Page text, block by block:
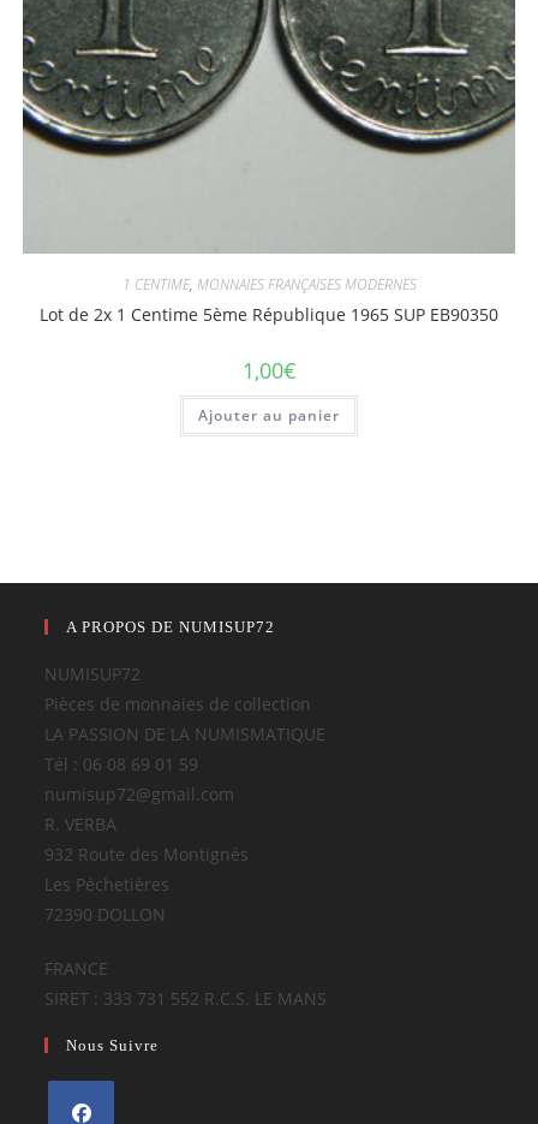
1 CENTIME, MONNAIES FRANÇAISES MODERNES
Lot de 2x 1 Centime 5ème République 1965 SUP EB90350
1,00€
Ajouter au panier
A PROPOS DE NUMISUP72
NUMISUP72
Pièces de monnaies de collection
LA PASSION DE LA NUMISMATIQUE
Tél : 06 08 69 01 59
numisup72@gmail.com
R. VERBA
932 Route des Montignés
Les Péchetières
72390 DOLLON
FRANCE
SIRET : 333 731 552 R.C.S. LE MANS
Nous Suivre